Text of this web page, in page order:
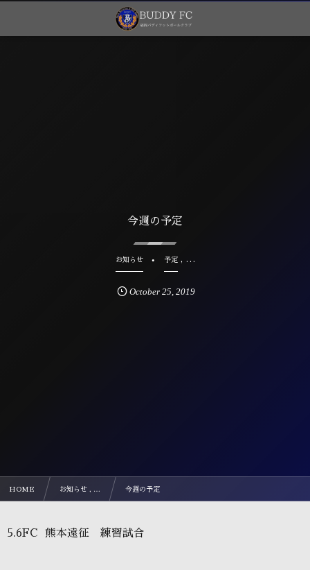
今週の予定
お知らせ 予定, …
October 25,2019
HOME お知らせ , … 今週の予定
5.6FC 熊本遠征 練習試合